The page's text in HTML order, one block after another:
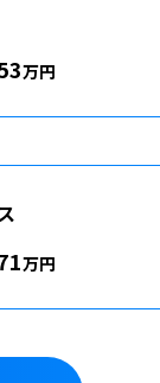
万円
万円